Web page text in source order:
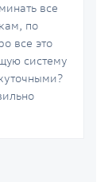
все
по
все это
систему